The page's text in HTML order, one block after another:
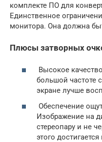
комплекте ПО для
Единственное
монитора. Она должна
Плюсы затворных
Высокое
большой частоте
экране лучше
Обеспечение
Изображение на
стереопару и не
этого